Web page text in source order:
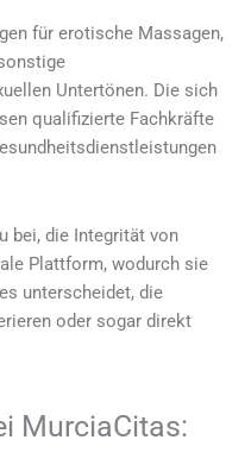
für erotische Massagen,
Untertönen. Die sich
qualifizierte Fachkräfte
bei, die Integrität von
Plattform, wodurch sie
unterscheidet, die
oder sogar direkt
MurciaCitas: